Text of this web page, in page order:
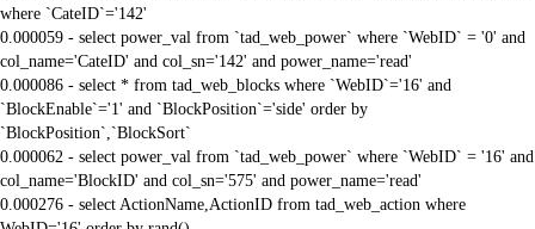
where `CateID`='142'
0.000059 - select power_val from `tad_web_power` where `WebID` = '0' and
col_name='CateID' and col_sn='142' and power_name='read'
0.000086 - select * from tad_web_blocks where `WebID`='16' and
`BlockEnable`='1' and `BlockPosition`='side' order by
`BlockPosition`,`BlockSort`
0.000062 - select power_val from `tad_web_power` where `WebID` = '16' and
col_name='BlockID' and col_sn='575' and power_name='read'
0.000276 - select ActionName,ActionID from tad_web_action where